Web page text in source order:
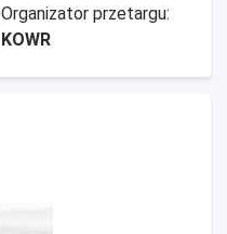
Organizator przetargu:
KOWR